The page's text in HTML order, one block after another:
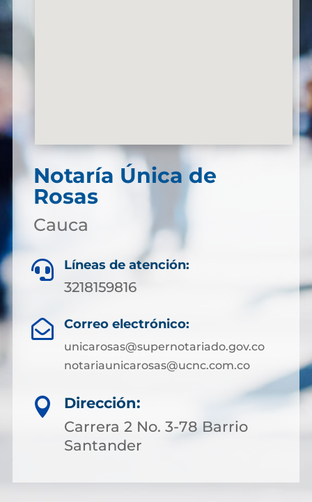
Notaría Única de
Rosas
Cauca
 Líneas de atención:
3218159816
 Correo electrónico:
unicarosas@supernotariado.gov.co
notariaunicarosas@ucnc.com.co

Dirección:
Carrera 2 No. 3-78 Barrio
Santander